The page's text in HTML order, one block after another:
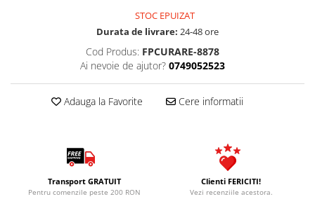
STOC EPUIZAT
Durata de livrare: 24-48 ore
Cod Produs: FPCURARE-8878
Ai nevoie de ajutor? 0749052523
Adauga la Favorite Cere informatii
Transport GRATUIT
Pentru comenzile peste 200 RON
Clienti FERICITI!
Vezi recenziile acestora.